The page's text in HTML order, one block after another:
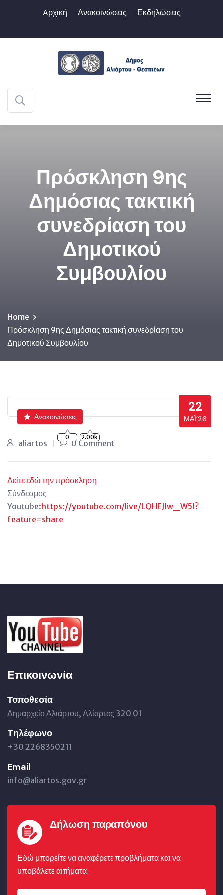
Aρχική Ανακοινώσεις Εκδηλώσεις
Πρόσκληση 9ης
Δημόσιας τακτική
συνεδρίαση του
Δημοτικού
Συμβουλίου
Home
Πρόσκληση 9ης Δημόσιας τακτική συνεδρίαση του
Δημοτικού Συμβουλίου
22
ΜΆΙ’26
Ανακοινώσεις
aliartos 0 Comment
Δείτε εδώ την πρόσκληση
Σύνδεσμος
Youtube:https://youtube.com/live/LQHEJlw_W5I?
feature=share
Επικοινωνία
Τοποθεσία
Δημαρχείο Αλιάρτου, Αλίαρτος 320 01
Tηλέφωνο
+30 2268350211
Email
info@aliartos.gov.gr
Δήλωση παραπόνου
Εδώ μπορείτε να αναφέρετε προβλήματα και να
υποβάλετε αιτήματα.
0 2.00k